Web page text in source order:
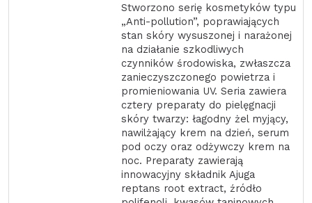
Stworzono serię kosmetyków typu
„Anti-pollution”, poprawiających
stan skóry wysuszonej i narażonej
na działanie szkodliwych
czynników środowiska, zwłaszcza
zanieczyszczonego powietrza i
promieniowania UV. Seria zawiera
cztery preparaty do pielęgnacji
skóry twarzy: łagodny żel myjący,
nawilżający krem na dzień, serum
pod oczy oraz odżywczy krem na
noc. Preparaty zawierają
innowacyjny składnik Ajuga
reptans root extract, źródło